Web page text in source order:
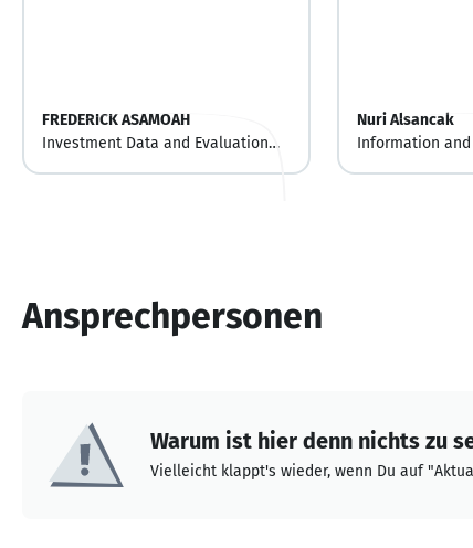
FREDERICK ASAMOAH
Investment Data and Evaluation
Nuri Alsancak
Information and
Ansprechpersonen
Warum ist hier denn nichts zu
Vielleicht klappt's wieder, wenn Du auf